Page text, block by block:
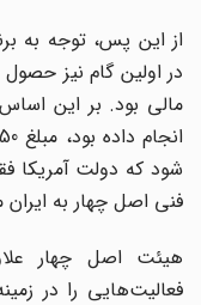
از این پس، توجه به‌
در اولین گام نیز
مالی بود. بر این
فنی اصل چهار به ایران
هیئت اصل چهار
فعالیت‌‌هایی را در